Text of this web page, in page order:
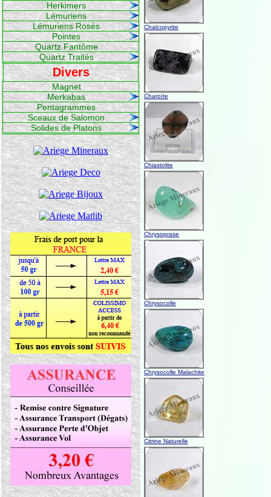
Herkimers
Lémuriens
Lémuriens Rosés
Pointes
Quartz Fantôme
Quartz Traités
Divers
Magnet
Merkabas
Pentagrammes
Sceaux de Salomon
Solides de Platons
Chalcopyrite
Charoïte
Chiastolite
Chrysoprase
Chrysocolle
Chrysocolle Malachite
Citrine Naturelle